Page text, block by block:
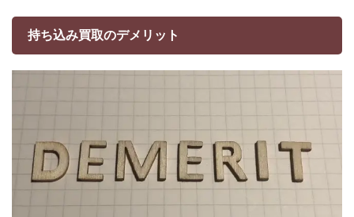
持ち込み買取のデメリット